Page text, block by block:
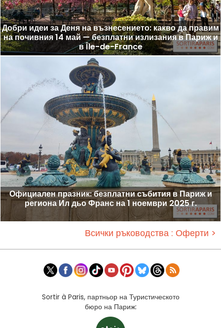
Добри идеи за Деня на възнесението: какво да правим
на почивния 14 май — безплатни излизания в Париж и
в Île-de-France
Официален празник: безплатни събития в Париж и
региона Ил дьо Франс на 1 ноември 2025 г.
Всички ръководства : Оферти >
Sortir à Paris, партньор на Туристическото
бюро на Париж: